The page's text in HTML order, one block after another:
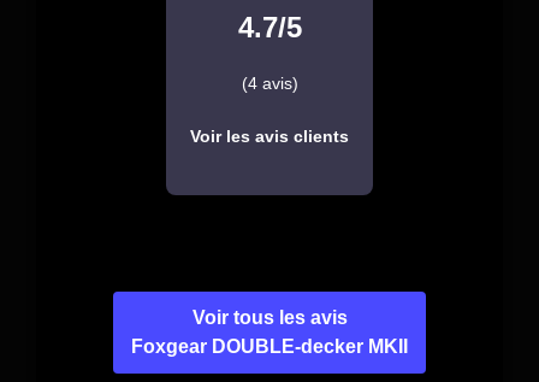
4.7/5
(4 avis)
Voir les avis clients
Voir tous les avis
Foxgear DOUBLE-decker MKII